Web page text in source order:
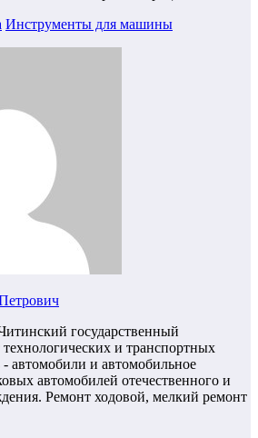
Инструменты для машины
государственный
технологических и транспортных
- автомобили и автомобильное
автомобилей отечественного и
Ремонт ходовой, мелкий ремонт